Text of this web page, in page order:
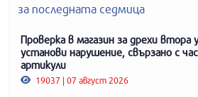
за последната седмица
Проверка в магазин за дрехи втора
установи нарушение, свързано с
артикули
19037 | 07 август 2026